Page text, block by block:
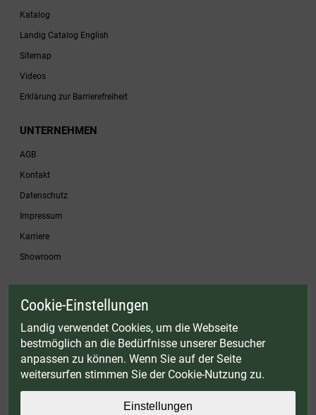
Katalog
Landig Catalog English
Sitemap
Videos
Erklärung zur Barrierefreiheit
UNTERNEHMEN
AGB
Kontakt
Datenschutz
Impressum
Karriere
Showroom
* Gültig bis einschließlich 17.08.2026. Keine Barauszahlung möglich. Nicht mit
Zubehörartikel. Nicht einlösbar auf bereits rabattierte Sets.
© Landig 1982-2026 (44 Jahre Qualität)
Alle Preise inkl. gesetzl. Mehrwertsteuer, zuzüglich Versandkosten
Weitere Marken oder Shops der Landig + Lava GmbH & Co. KG: LAVA - Vakuumiergeräte
DRY AGER - Reifeschränke|VIESSMANN - Kühlzellen
Cookie-Einstellungen
Landig verwendet Cookies, um die Webseite
bestmöglich an die Bedürfnisse unserer Besucher
anpassen zu können. Wenn Sie auf der Seite
weitersurfen stimmen Sie der Cookie-Nutzung zu.
Einstellungen